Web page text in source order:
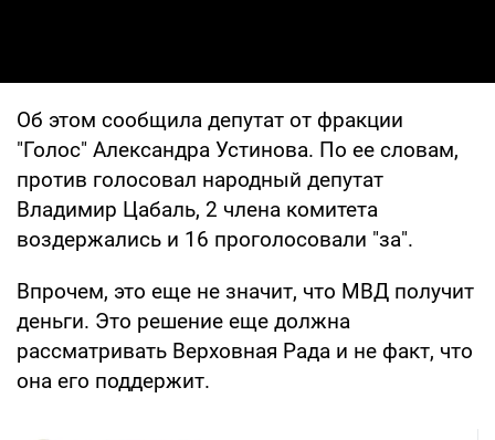
Об этом сообщила депутат от фракции
"Голос" Александра Устинова. По ее словам,
против голосовал народный депутат
Владимир Цабаль, 2 члена комитета
воздержались и 16 проголосовали "за".
Впрочем, это еще не значит, что МВД получит
деньги. Это решение еще должна
рассматривать Верховная Рада и не факт, что
она его поддержит.